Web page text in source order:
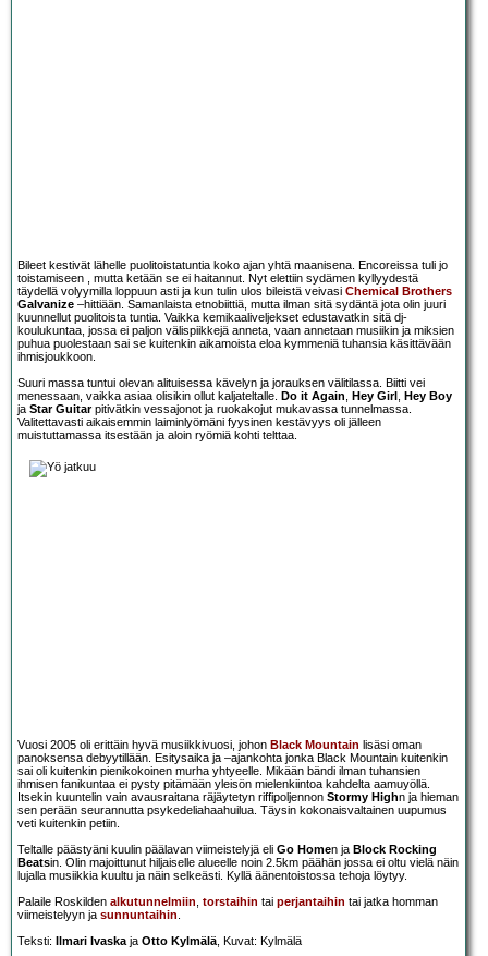
Bileet kestivät lähelle puolitoistatuntia koko ajan yhtä maanisena. Encoreissa tuli jo
toistamiseen , mutta ketään se ei haitannut. Nyt elettiin sydämen kyllyydestä
täydellä volyymilla loppuun asti ja kun tulin ulos bileistä veivasi Chemical Brothers
Galvanize –hittiään. Samanlaista etnobiittiä, mutta ilman sitä sydäntä jota olin juuri
kuunnellut puolitoista tuntia. Vaikka kemikaaliveljekset edustavatkin sitä dj-
koulukuntaa, jossa ei paljon välispiikkejä anneta, vaan annetaan musiikin ja miksien
puhua puolestaan sai se kuitenkin aikamoista eloa kymmeniä tuhansia käsittävään
ihmisjoukkoon.
Suuri massa tuntui olevan alituisessa kävelyn ja jorauksen välitilassa. Biitti vei
menessaan, vaikka asiaa olisikin ollut kaljateltalle. Do it Again, Hey Girl , Hey Boy
ja Star Guitarpitivätkin vessajonot ja ruokakojut mukavassa tunnelmassa.
Valitettavasti aikaisemmin laiminlyömäni fyysinen kestävyys oli jälleen
muistuttamassa itsestään ja aloin ryömiä kohti telttaa.
Vuosi 2005 oli erittäin hyvä musiikkivuosi, johon Black Mountain lisäsi oman
panoksensa debyytillään. Esitysaika ja –ajankohta jonka Black Mountain kuitenkin
sai oli kuitenkin pienikokoinen murha yhtyeelle. Mikään bändi ilman tuhansien
ihmisen fanikuntaa ei pysty pitämään yleisön mielenkiintoa kahdelta aamuyöllä.
Itsekin kuuntelin vain avausraitana räjäytetyn riffipoljennon Stormy Highn ja hieman
sen perään seurannutta psykedeliahaahuilua. Täysin kokonaisvaltainen uupumus
veti kuitenkin petiin.
Teltalle päästyäni kuulin päälavan viimeistelyjä eli Go Homen ja Block Rocking
Beatsin. Olin majoittunut hiljaiselle alueelle noin 2.5km päähän jossa ei oltu vielä näin
lujalla musiikkia kuultu ja näin selkeästi. Kyllä äänentoistossa tehoja löytyy.
Palaile Roskilden alkutunnelmiin, torstaihin tai perjantaihin tai jatka homman
viimeistelyyn ja sunnuntaihin.
Teksti:
Ilmari Ivaskaja Otto Kylmälä, Kuvat: Kylmälä